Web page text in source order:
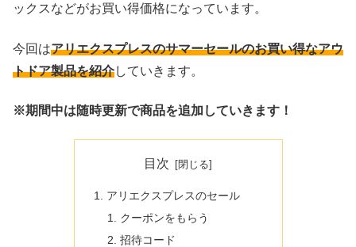
ックスなどがお買い得価格になっています。
今回はアリエクスプレスのサマーセールのお買い得なアウ
トドア製品を紹介していきます。
※期間中は随時更新で商品を追加していきます！
目次
アリエクスプレスのセール
クーポンをもらう
招待コード